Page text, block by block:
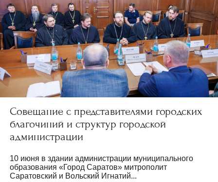
Совещание с представителями городских
благочиний и структур городской
администрации
10 июня в здании администрации муниципального
образования «Город Саратов» митрополит
Саратовский и Вольский Игнатий...